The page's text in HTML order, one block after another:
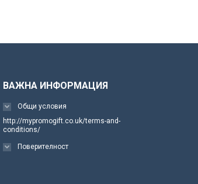
ВАЖНА ИНФОРМАЦИЯ
Общи условия
http://mypromogift.co.uk/terms-and-
conditions/
Поверителност